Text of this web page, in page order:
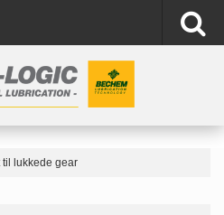
til lukkede gear